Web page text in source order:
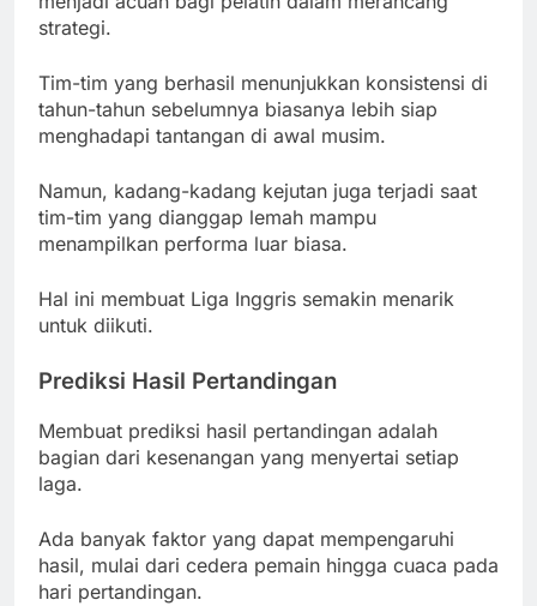
strategi.
Tim-tim yang berhasil menunjukkan konsistensi di
tahun-tahun sebelumnya biasanya lebih siap
menghadapi tantangan di awal musim.
Namun, kadang-kadang kejutan juga terjadi saat
tim-tim yang dianggap lemah mampu
menampilkan performa luar biasa.
Hal ini membuat Liga Inggris semakin menarik
untuk diikuti.
Prediksi Hasil Pertandingan
Membuat prediksi hasil pertandingan adalah
bagian dari kesenangan yang menyertai setiap
laga.
Ada banyak faktor yang dapat mempengaruhi
hasil, mulai dari cedera pemain hingga cuaca pada
hari pertandingan.